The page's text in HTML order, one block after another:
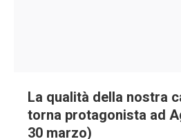
La qualità della nostra
torna protagonista ad
30 marzo)